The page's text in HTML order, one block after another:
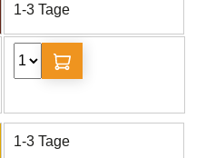
1-3 Tage
1-3 Tage